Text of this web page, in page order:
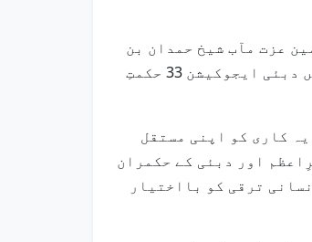
عزت مآب شیخ حمدان بن
محمد بن راشد المکتوم نے امارات ٹاورز میں نالج اینڈ ہیومن ڈیولپمنٹ اتھارٹی کی ٹیم سے ملاقات کی، جس میں دبئی ایجوکیشن 33 حکمتِ
کاری کو اپنی مستقل
اور دبئی کے حکمران
ترقی کو بااختیار